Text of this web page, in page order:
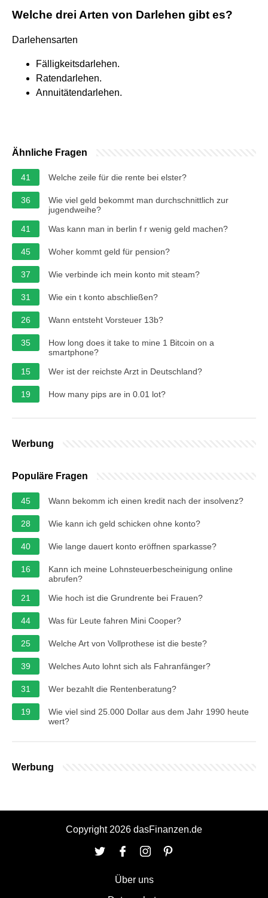
Welche drei Arten von Darlehen gibt es?
Darlehensarten
Fälligkeitsdarlehen.
Ratendarlehen.
Annuitätendarlehen.
Ähnliche Fragen
41 Welche zeile für die rente bei elster?
36
Wie viel geld bekommt man durchschnittlich zur
jugendweihe?
41
Was kann man in berlin f r wenig geld machen?
45 Woher kommt geld für pension?
37 Wie verbinde ich mein konto mit steam?
31 Wie ein t konto abschließen?
26 Wann entsteht Vorsteuer 13b?
35
How long does it take to mine 1 Bitcoin on a
smartphone?
15
Wer ist der reichste Arzt in Deutschland?
19 How many pips are in 0.01 lot?
Werbung
Populäre Fragen
45 Wann bekomm ich einen kredit nach der insolvenz?
28 Wie kann ich geld schicken ohne konto?
40 Wie lange dauert konto eröffnen sparkasse?
16
Kann ich meine Lohnsteuerbescheinigung online
abrufen?
21
Wie hoch ist die Grundrente bei Frauen?
44 Was für Leute fahren Mini Cooper?
25 Welche Art von Vollprothese ist die beste?
39 Welches Auto lohnt sich als Fahranfänger?
31 Wer bezahlt die Rentenberatung?
19
Wie viel sind 25.000 Dollar aus dem Jahr 1990 heute
wert?
Werbung
Copyright 2026 dasFinanzen.de
Über uns